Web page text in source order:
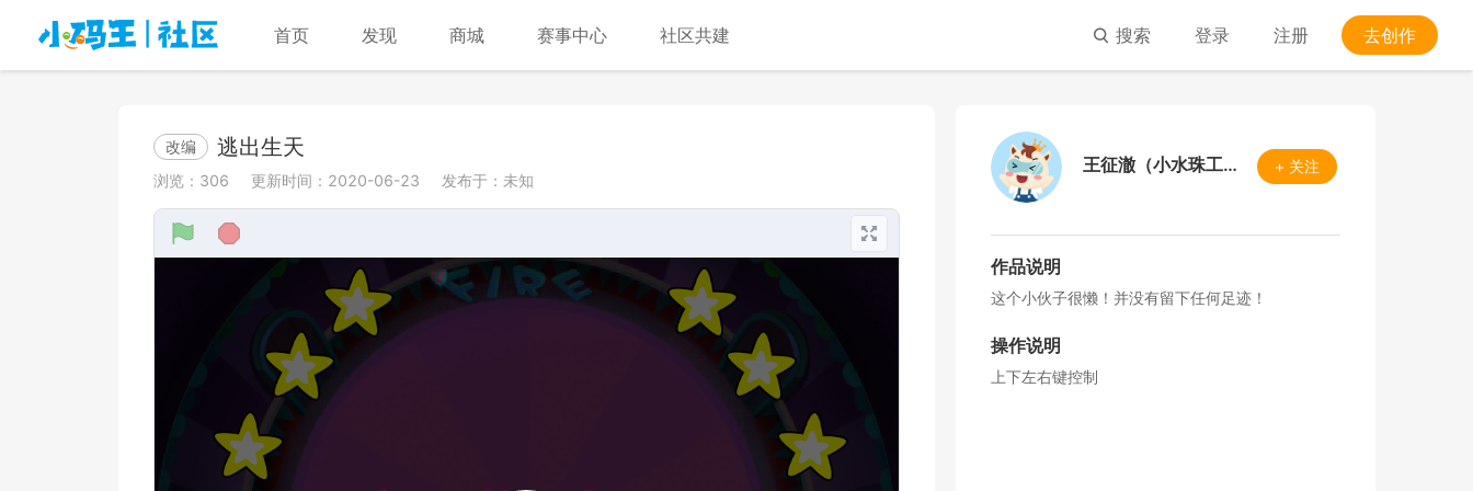
首页 发现 商城 赛事中心 社区共建 搜索 登录 注册 去创作
改编 逃出生天
浏览： 306 更新时间： 2020-06-23 发布于： 未知
王征澈（小水珠工作室） + 关注
作品说明
这个小伙子很懒！并没有留下任何足迹！
操作说明
上下左右键控制